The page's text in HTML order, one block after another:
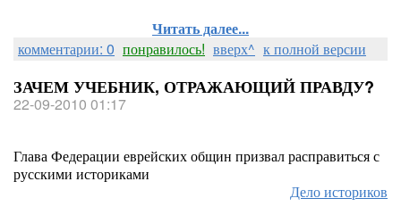
Читать далее...
комментарии: 0 понравилось! вверх^ к полной версии
ЗАЧЕМ УЧЕБНИК, ОТРАЖАЮЩИЙ ПРАВДУ?
22-09-2010 01:17
Глава Федерации еврейских общин призвал расправиться с
русскими историками
Дело историков